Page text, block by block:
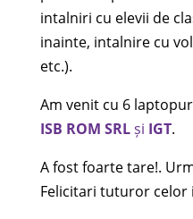
intalniri cu elevii de
inainte, intalnire cu
etc.).
Am venit cu 6
ISB ROM SRLși IGT.
A fost foarte tare!.
Felicitari tuturor celor